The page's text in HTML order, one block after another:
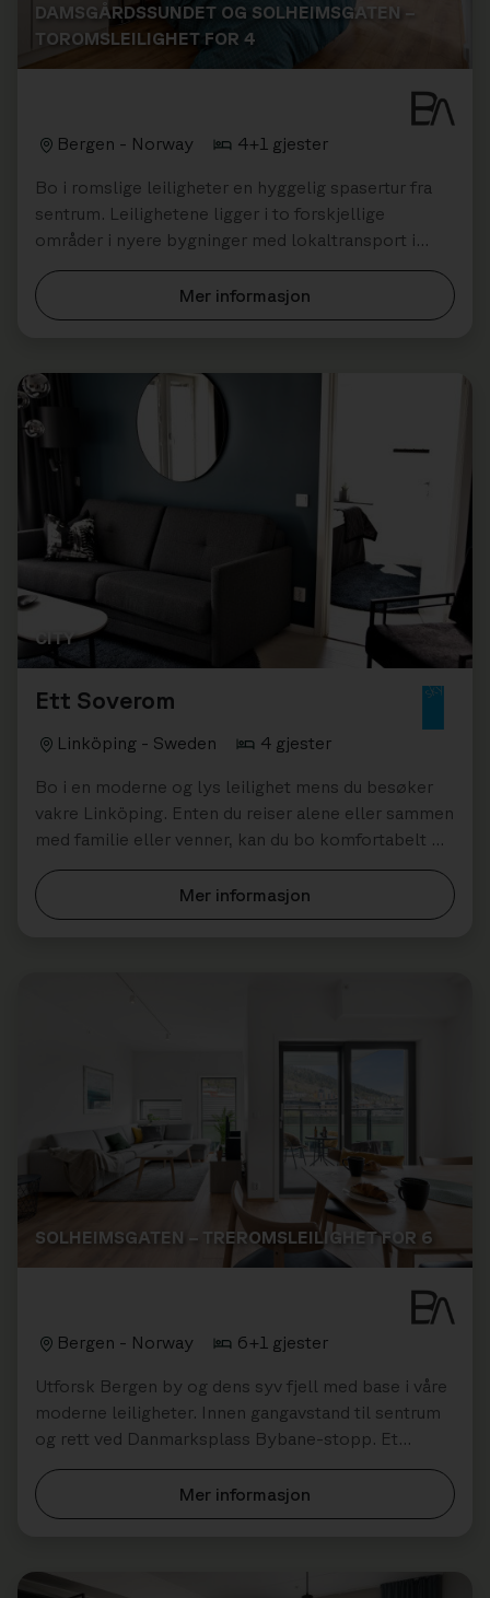
DAMSGÅRDSSUNDET OG SOLHEIMSGATEN –
TOROMSLEILIGHET FOR 4
Bergen - Norway 4+1 gjester
Bo i romslige leiligheter en hyggelig spasertur fra
sentrum. Leilighetene ligger i to forskjellige
områder i nyere bygninger med lokaltransport i
Mer informasjon
CITY
Ett Soverom
Linköping - Sweden 4 gjester
Bo i en moderne og lys leilighet mens du besøker
vakre Linköping. Enten du reiser alene eller sammen
med familie eller venner, kan du bo komfortabelt og
sentralt i vår ettroms leilig...
Mer informasjon
SOLHEIMSGATEN – TREROMSLEILIGHET FOR 6
Bergen - Norway 6+1 gjester
Utforsk Bergen by og dens syv fjell med base i våre
moderne leiligheter. Innen gangavstand til sentrum
og rett ved Danmarksplass Bybane-stopp. Et
utmerket valg for familier og venner.
Mer informasjon